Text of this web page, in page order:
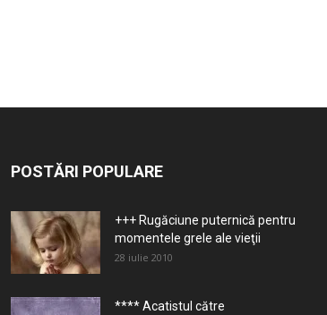
POSTĂRI POPULARE
+++ Rugăciune puternică pentru
momentele grele ale vieţii
28 iulie 2010
**** Acatistul către